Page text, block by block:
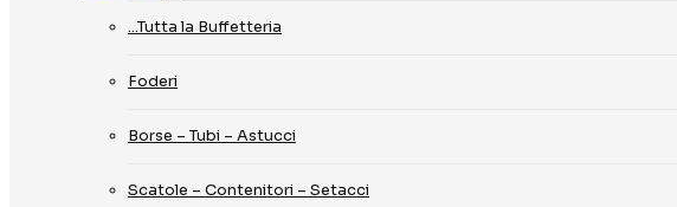
…Tutta la Buffetteria
Foderi
Borse – Tubi – Astucci
Scatole – Contenitori – Setacci